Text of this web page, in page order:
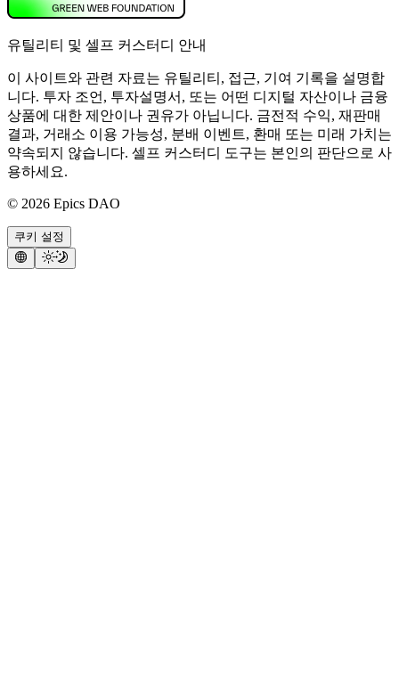
유틸리티 및 셀프 커스터디 안내
이 사이트와 관련 자료는 유틸리티, 접근, 기여 기록을 설명합
니다. 투자 조언, 투자설명서, 또는 어떤 디지털 자산이나 금융
상품에 대한 제안이나 권유가 아닙니다. 금전적 수익, 재판매
결과, 거래소 이용 가능성, 분배 이벤트, 환매 또는 미래 가치는
약속되지 않습니다. 셀프 커스터디 도구는 본인의 판단으로 사
용하세요.
© 2026 Epics DAO
쿠키 설정